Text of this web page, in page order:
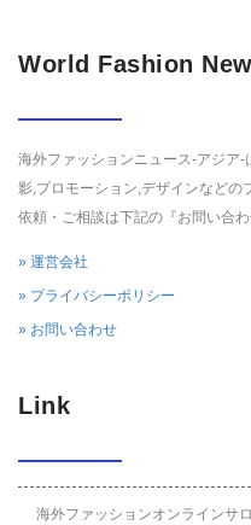
World Fashion
海外ファッションニュース-アジア
影,プロモーション,デザインなどの
依頼・ご相談は下記の『お問い合
» 運営会社
» プライバシーポリシー
» お問い合わせ
Link
海外ファッションオンラインサロ